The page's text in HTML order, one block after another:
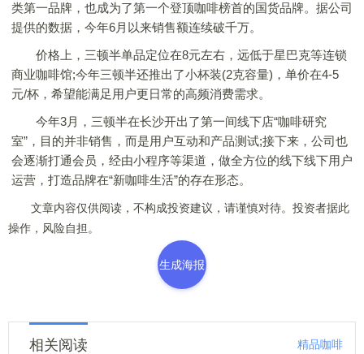
类第一品牌，也成为了第一个登顶咖啡榜首的国货品牌。据公司
提供的数据，今年6月以来销售额连续破千万。
价格上，三顿半单品定位在8元左右，远低于星巴克等连锁
商业咖啡馆;今年三顿半还推出了小杯装(2克容量)，单价在4-5
元/杯，希望能满足用户更日常的高频消费需求。
今年3月，三顿半在长沙开出了第一间线下店“咖啡研究
室”，目的并非销售，而是用户互动和产品测试;接下来，公司也
会逐渐打通会员，经由小程序等渠道，做全方位的线下线下用户
运营，打造品牌在“新咖啡生活”的存在形态。
文章内容仅供阅读，不构成投资建议，请谨慎对待。投资者据此
操作，风险自担。
生成海报
相关阅读 精品咖啡